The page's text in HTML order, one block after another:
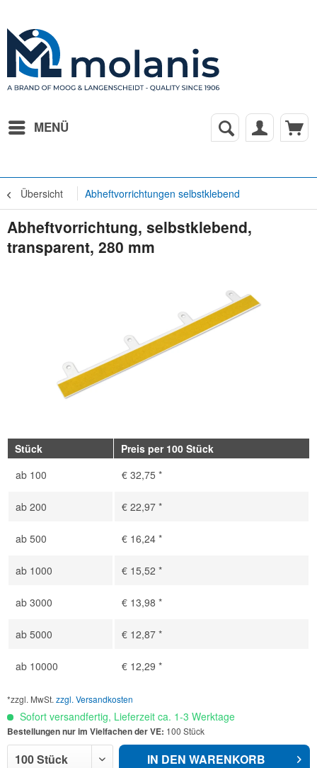
MENÜ
Übersicht Abheftvorrichtungen selbstklebend
Abheftvorrichtung, selbstklebend,
transparent, 280 mm
Stück
Preis per 100 Stück
ab 100 € 32,75 *
ab 200 € 22,97 *
ab 500 € 16,24 *
ab 1000 € 15,52 *
ab 3000 € 13,98 *
ab 5000 € 12,87 *
ab 10000 € 12,29 *
*zzgl. MwSt. zzgl. Versandkosten
Sofort versandfertig, Lieferzeit ca. 1-3 Werktage
Bestellungen nur im Vielfachen der VE: 100 Stück
IN DEN WARENKORB